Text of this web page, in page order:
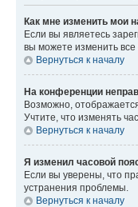
Как мне изменить мои
Если вы являетесь
вы можете изменить все
Вернуться к началу
На конференции
Возможно,
Учтите, что изменять
Вернуться к началу
Я изменил часовой
Если вы уверены, что
устранения проблемы.
Вернуться к началу